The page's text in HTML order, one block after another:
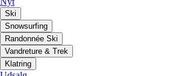
Ski
Snowsurfing
Randonnée Ski
Vandreture & Trek
Klatring